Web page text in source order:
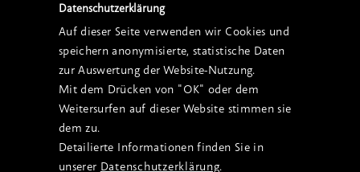
Datenschutzerklärung
Auf dieser Seite verwenden wir Cookies und
speichern anonymisierte, statistische Daten
zur Auswertung der Website-Nutzung.
Mit dem Drücken von "OK" oder dem
Weitersurfen auf dieser Website stimmen sie
dem zu.
Detailierte Informationen finden Sie in
unserer Datenschutzerklärung.